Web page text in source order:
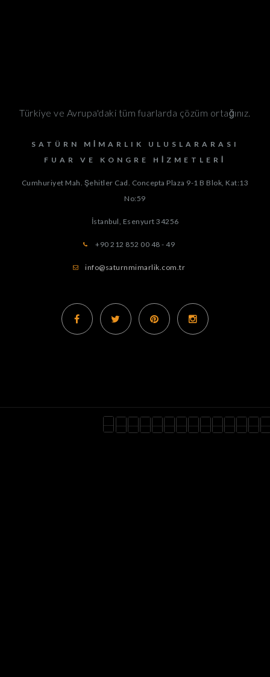
Türkiye ve Avrupa'daki tüm fuarlarda çözüm ortağınız.
SATÜRN MIMARLIK ULUSLARARASI
FUAR VE KONGRE HIZMETLERI
Cumhuriyet Mah. Şehitler Cad. Concepta Plaza 9-1 B Blok, Kat:13
No:59
İstanbul, Esenyurt 34256
+90 212 852 00 48 - 49
info@saturnmimarlik.com.tr